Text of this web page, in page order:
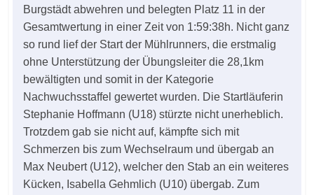
Burgstädt abwehren und belegten Platz 11 in der
Gesamtwertung in einer Zeit von 1:59:38h. Nicht ganz
so rund lief der Start der Mühlrunners, die erstmalig
ohne Unterstützung der Übungsleiter die 28,1km
bewältigten und somit in der Kategorie
Nachwuchsstaffel gewertet wurden. Die Startläuferin
Stephanie Hoffmann (U18) stürzte nicht unerheblich.
Trotzdem gab sie nicht auf, kämpfte sich mit
Schmerzen bis zum Wechselraum und übergab an
Max Neubert (U12), welcher den Stab an ein weiteres
Kücken, Isabella Gehmlich (U10) übergab. Zum